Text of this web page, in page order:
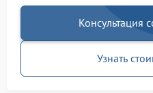
Консультация
Узнать